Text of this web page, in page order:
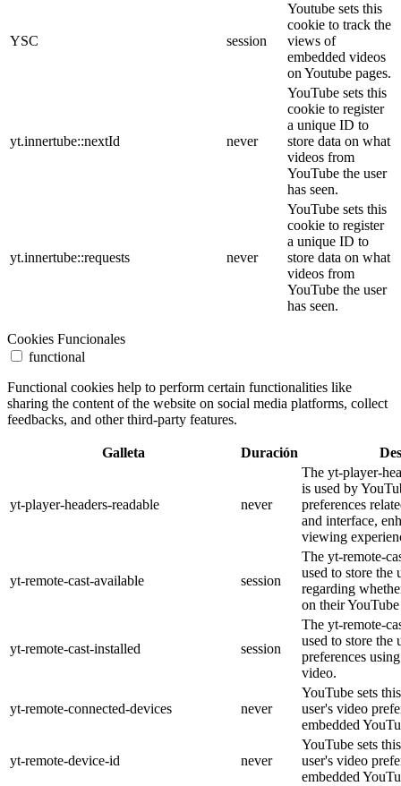
YSC session
Youtube sets this
cookie to track the
views of
embedded videos
on Youtube pages.
yt.innertube::nextId never
YouTube sets this
cookie to register
a unique ID to
store data on what
videos from
YouTube the user
has seen.
yt.innertube::requests never
YouTube sets this
cookie to register
a unique ID to
store data on what
videos from
YouTube the user
has seen.
Cookies Funcionales
functional
Functional cookies help to perform certain functionalities like
sharing the content of the website on social media platforms, collect
feedbacks, and other third-party features.
Galleta Duración
yt-player-headers-readable never
The yt-player-
is used by
preferences
and interface,
viewing
yt-remote-cast-available session
The yt-remote-
used to store the
regarding
on their
yt-remote-cast-installed session
The yt-remote-
used to store the
preferences
video.
yt-remote-connected-devices never
YouTube sets
user's video
embedded
yt-remote-device-id never
YouTube sets
user's video
embedded